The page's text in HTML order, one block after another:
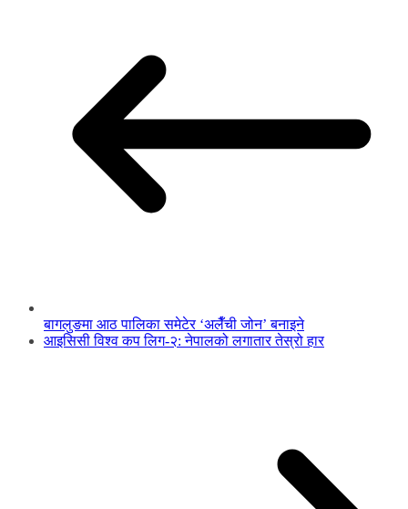
बागलुङमा आठ पालिका समेटेर ‘अलैँची जोन’ बनाइने
आइसिसी विश्व कप लिग-२: नेपालको लगातार तेस्रो हार